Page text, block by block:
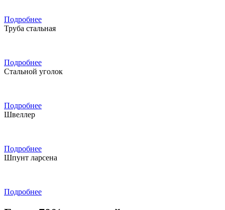
Подробнее
Труба стальная
Подробнее
Стальной уголок
Подробнее
Швеллер
Подробнее
Шпунт ларсена
Подробнее